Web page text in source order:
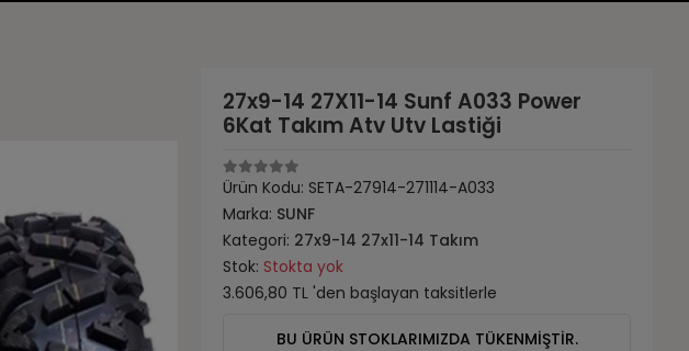
27x9-14 27X11-14 Sunf A033 Power
6Kat Takım Atv Utv Lastiği
Ürün Kodu: SETA-27914-271114-A033
Marka: SUNF
Kategori: 27x9-14 27x11-14 Takım
Stok: Stokta yok
3.606,80 TL 'den başlayan taksitlerle
BU ÜRÜN STOKLARIMIZDA TÜKENMİŞTİR.